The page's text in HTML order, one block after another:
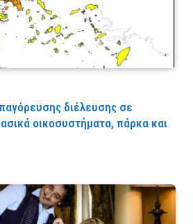
διέλευσης σε
οικοσυστήματα, πάρκα και